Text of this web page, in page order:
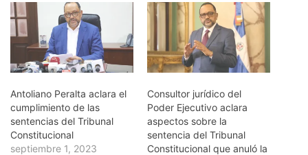
Antoliano Peralta aclara el
cumplimiento de las
sentencias del Tribunal
Constitucional
septiembre 1, 2023
Consultor jurídico del
Poder Ejecutivo aclara
aspectos sobre la
sentencia del Tribunal
Constitucional que anuló la